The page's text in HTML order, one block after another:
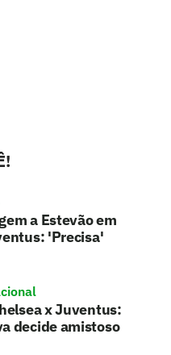
a Estevão em
'Precisa'
x Juventus:
decide amistoso